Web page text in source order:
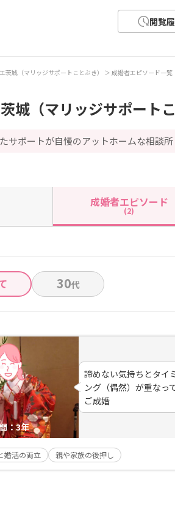
閲覧
茨城（マリッジサポートことぶき） 成婚者エピソード一覧
城（マリッジサポートこ
サポートが自慢のアットホームな相談所
成婚者エピソード
(2)
30代
：3年
諦めない気持ちとタイ
ング（偶然）が重なっ
ご成婚
婚活の両立 親や家族の後押し